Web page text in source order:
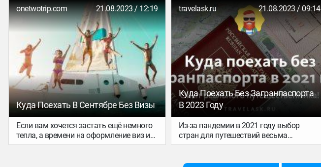
onetwotrip.com 21.08.2023 / 12:19
Куда Поехать В Сентябре Без Визы
Если вам хочется застать ещё немного
тепла, а времени на оформление виз и
других документов нет, обратите
travelask.ru 21.08.2023 / 09:14
Куда Поехать Без Загранпаспорта
В 2023 Году
Из-за пандемии в 2021 году выбор
стран для путешествий весьма
ограничен — некоторые из них совсем
соблюдением карантина, третьи — при